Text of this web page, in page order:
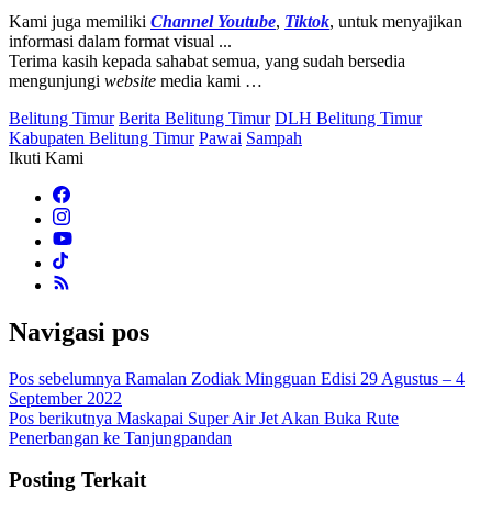
Kami juga memiliki Channel Youtube, Tiktok, untuk menyajikan
informasi dalam format visual ...
Terima kasih kepada sahabat semua, yang sudah bersedia
mengunjungi website media kami …
Belitung Timur Berita Belitung Timur DLH Belitung Timur
Kabupaten Belitung Timur Pawai Sampah
Ikuti Kami
Navigasi pos
Pos sebelumnya Ramalan Zodiak Mingguan Edisi 29 Agustus – 4
September 2022
Pos berikutnya Maskapai Super Air Jet Akan Buka Rute
Penerbangan ke Tanjungpandan
Posting Terkait